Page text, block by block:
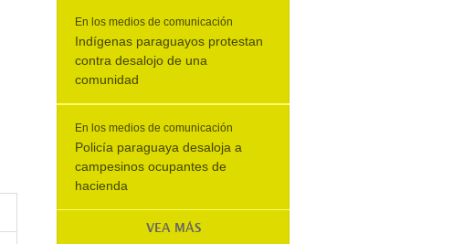
En los medios de comunicación
Indígenas paraguayos protestan
contra desalojo de una
comunidad
En los medios de comunicación
Policía paraguaya desaloja a
campesinos ocupantes de
hacienda
VEA MÁS